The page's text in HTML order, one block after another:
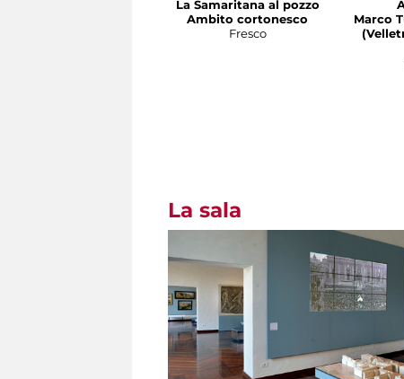
La Samaritana al pozzo
Ambito cortonesco
Fresco
Marco
(Velletri
La sala